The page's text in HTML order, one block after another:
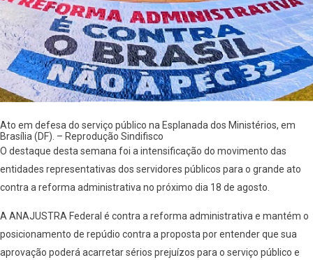
Ato em defesa do serviço público na Esplanada dos Ministérios, em
Brasília (DF). – Reprodução Sindifisco
O destaque desta semana foi a intensificação do movimento das
entidades representativas dos servidores públicos para o grande ato
contra a reforma administrativa no próximo dia 18 de agosto.
A ANAJUSTRA Federal é contra a reforma administrativa e mantém o
posicionamento de repúdio contra a proposta por entender que sua
aprovação poderá acarretar sérios prejuízos para o serviço público e